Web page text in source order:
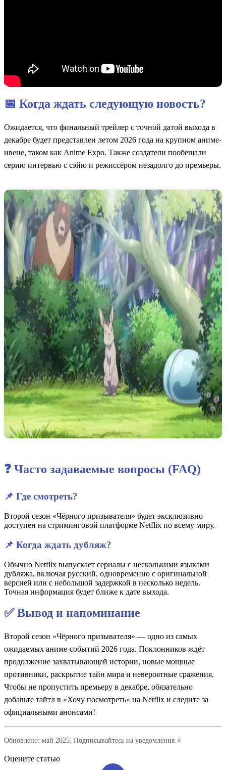
📅 Когда ждать следующую новость?
Ожидается, что финальный трейлер с точной датой выхода в
декабре будет представлен летом 2026 года на крупном аниме-
ивене, таком как Anime Expo. Также создатели пообещали
серию интервью с сэйю и режиссёром незадолго до премьеры.
❓ Часто задаваемые вопросы (FAQ)
📌 Где смотреть?
Второй сезон «Чёрного призывателя» будет эксклюзивно
доступен на стриминговой платформе Netflix по всему миру.
📌 Когда ждать дубляж?
Обычно Netflix выпускает сериалы с несколькими языками
дубляжа, включая русский, одновременно с оригинальной
версией или с небольшой задержкой в несколько недель.
Точная информация будет ближе к дате выхода.
✅ Вывод и напоминание
Второй сезон «Чёрного призывателя» — одно из самых
ожидаемых аниме-событий 2026 года. Поклонников ждёт
продолжение захватывающей истории, новые мощные
противники, раскрытие тайн мира и невероятные сражения.
Чтобы не пропустить премьеру в декабре, обязательно
добавьте тайтл в «Хочу посмотреть» на Netflix и следите за
официальными анонсами!
Обновлено: май 2025. Подписывайтесь на уведомления ⭐
Оцените статью